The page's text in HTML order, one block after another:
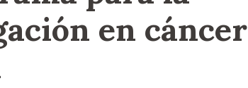
en cáncer